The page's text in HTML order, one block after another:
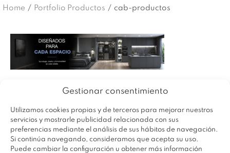
Gestionar consentimiento
Utilizamos cookies propias y de terceros para mejorar nuestros
servicios y mostrarle publicidad relacionada con sus
preferencias mediante el análisis de sus hábitos de navegación.
Si continúa navegando, consideramos que acepta su uso.
Puede cambiar la configuración u obtener más información
Home / Portfolio Productos / cab-productos